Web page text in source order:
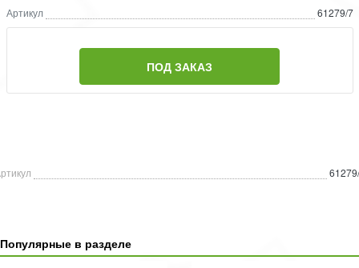
Артикул 61279/7
ПОД ЗАКАЗ
Популярные в разделе